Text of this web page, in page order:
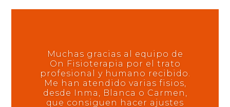
Muchas gracias al equipo de
On Fisioterapia por el trato
profesional y humano recibido.
Me han atendido varias fisios,
desde Inma, Blanca o Carmen,
que consiguen hacer ajustes